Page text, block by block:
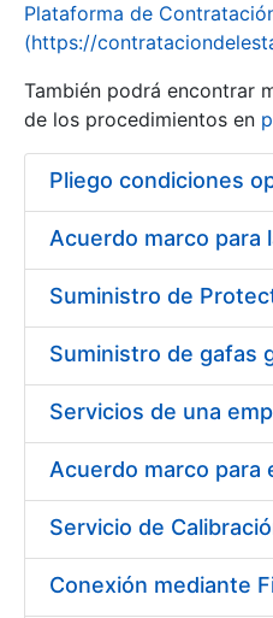
Erakutsi/Ezkutatu
Plataforma de
(https://
También podrá encontrar
de los procedimientos en